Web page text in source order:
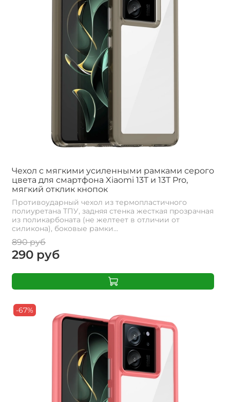
Чехол с мягкими усиленными рамками серого
цвета для смартфона Xiaomi 13T и 13T Pro,
мягкий отклик кнопок
Противоударный чехол из термопластичного
полиуретана ТПУ, задняя стенка жесткая прозрачная
из поликарбоната (не желтеет в отличии от
силикона), боковые рамки...
890 руб
290 руб
-67%